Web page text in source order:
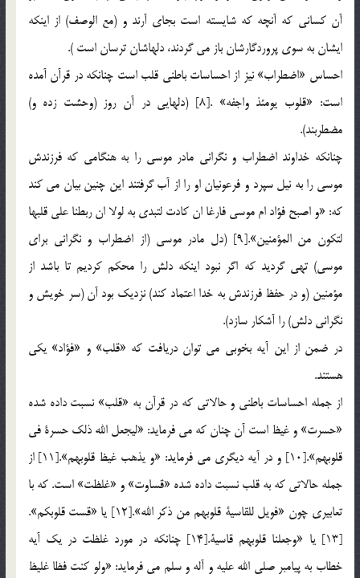
آن كساني كه آنچه كه شايسته است بجاي آرند و (مع الوصف) از اينكه
ايشان به سوي پروردگارشان باز مي گردند، دلهاشان ترسان است ).
احساس «اضطراب» نيز از احساسات باطني قلب است چنانكه در قرآن آمده
است: «قلوب يومئذ واجفه» .[8] (دلهايي در آن روز (وحشت زده و)
مضطربند).
چنانكه خداوند اضطراب و نگراني مادر موسي را به هنگامي كه فرزندش
موسي را به نيل سپرد و فرعونيان او را از آب گرفتند اين چنين بيان مي كند
كه: «و اصبح فؤاد ام موسي فارغا ان كادت لتبدي به لولا ان ربطنا علي قلبها
لتكون من المؤمنين».[9] (دل مادر موسي (از اضطراب و نگراني براي
موسي) تهي گرديد كه اگر نبود اينكه دلش را محكم كرديم تا باشد از
مؤمنين (و در حفظ فرزندش به خدا اعتماد كند) نزديك بود آن (سر خويش و
نگراني دلش) را آشكار سازد).
در ضمن از اين آيه بخوبي مي توان دريافت كه «قلب» و «فؤاد» يكي
هستند.
از جمله احساسات باطني و حالاتي كه در قرآن به «قلب» نسبت داده شده
«حسرت» و غيظ است آن چنان كه مي فرمايد: «ليجعل الله ذلك حسرة في
قلوبهم».[10] و در آيه ديگري مي فرمايد: «و يذهب غيظ قلوبهم».[11] از
جمله حالاتي كه به قلب نسبت داده شده «قساوت» و «غلظت» است. كه با
تعابيري چون «فويل للقاسية قلوبهم من ذكر الله».[12] يا «قست قلوبكم».
[13] يا «وجعلنا قلوبهم قاسية.[14] چنانكه در مورد غلظت در يك آيه
خطاب به پيامبر صلي الله عليه و آله و سلم مي فرمايد: «ولو كنت فظا غليظ